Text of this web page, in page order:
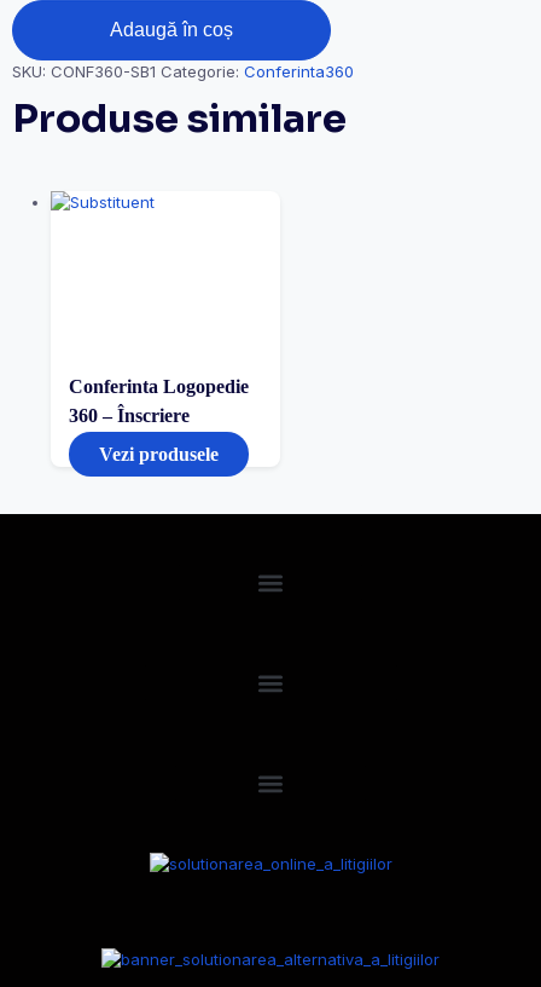
Adaugă în coș
SKU: CONF360-SB1 Categorie: Conferinta360
Produse similare
Conferinta Logopedie
360 – Înscriere
Vezi produsele